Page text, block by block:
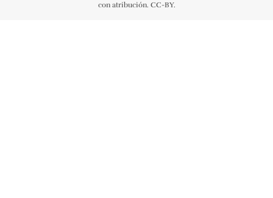
con atribución. CC-BY.